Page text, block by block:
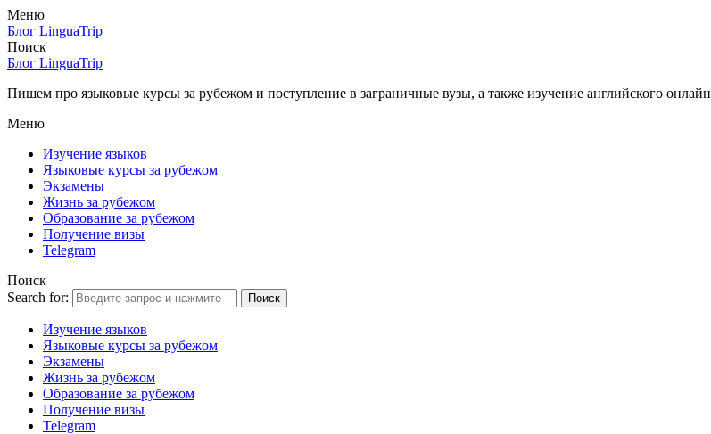
Меню
Блог LinguaTrip
Поиск
Блог LinguaTrip
Пишем про языковые курсы за рубежом и поступление в заграничные вузы, а также изучение английского онлайн
Меню
Изучение языков
Языковые курсы за рубежом
Экзамены
Жизнь за рубежом
Образование за рубежом
Получение визы
Telegram
Поиск
Search for:
Поиск
Изучение языков
Языковые курсы за рубежом
Экзамены
Жизнь за рубежом
Образование за рубежом
Получение визы
Telegram